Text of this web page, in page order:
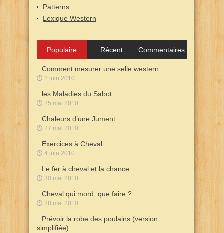
Patterns
Lexique Western
Populaire Récent Commentaires
Comment mesurer une selle western
2 juin 2010
les Maladies du Sabot
25 mai 2010
Chaleurs d’une Jument
27 mai 2010
Exercices à Cheval
4 juin 2010
Le fer à cheval et la chance
30 mai 2010
Cheval qui mord, que faire ?
28 mai 2010
Prévoir la robe des poulains (version
simplifiée)